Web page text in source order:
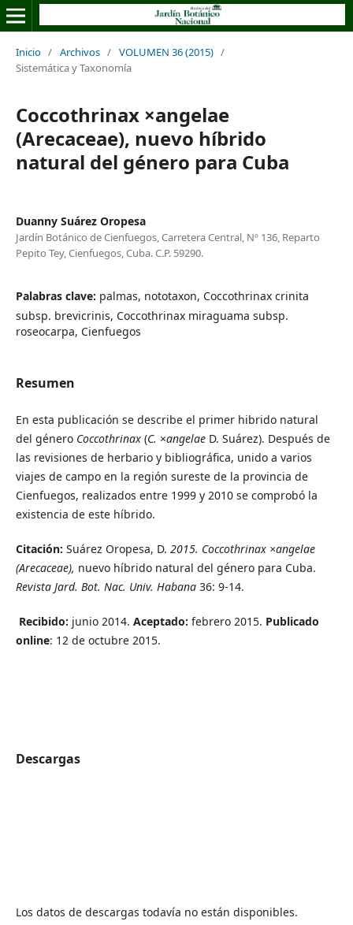
Inicio / Archivos / VOLUMEN 36 (2015) /
Sistemática y Taxonomía
Coccothrinax ×angelae
(Arecaceae), nuevo híbrido
natural del género para Cuba
Duanny Suárez Oropesa
Jardín Botánico de Cienfuegos, Carretera Central, Nº 136, Reparto
Pepito Tey, Cienfuegos, Cuba. C.P. 59290.
Palabras clave: palmas, nototaxon, Coccothrinax crinita
subsp. brevicrinis, Coccothrinax miraguama subsp.
roseocarpa, Cienfuegos
Resumen
En esta publicación se describe el primer hibrido natural
del géneroCoccothrinax (C. ×angelae D. Suárez). Después de
las revisiones de herbario y bibliográfica, unido a varios
viajes de campo en la región sureste de la provincia de
Cienfuegos, realizados entre 1999 y 2010 se comprobó la
existencia de este híbrido.
Citación: Suárez Oropesa, D. 2015. Coccothrinax ×angelae
(Arecaceae), nuevo híbrido natural del género para Cuba.
Revista Jard. Bot. Nac. Univ. Habana 36: 9-14.
Recibido: junio 2014. Aceptado: febrero 2015. Publicado
online: 12 de octubre 2015.
Descargas
Los datos de descargas todavía no están disponibles.